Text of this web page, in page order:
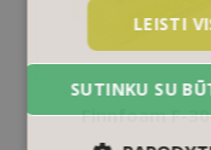
Finnfoam F-
LEISTI
SUTINKU SU